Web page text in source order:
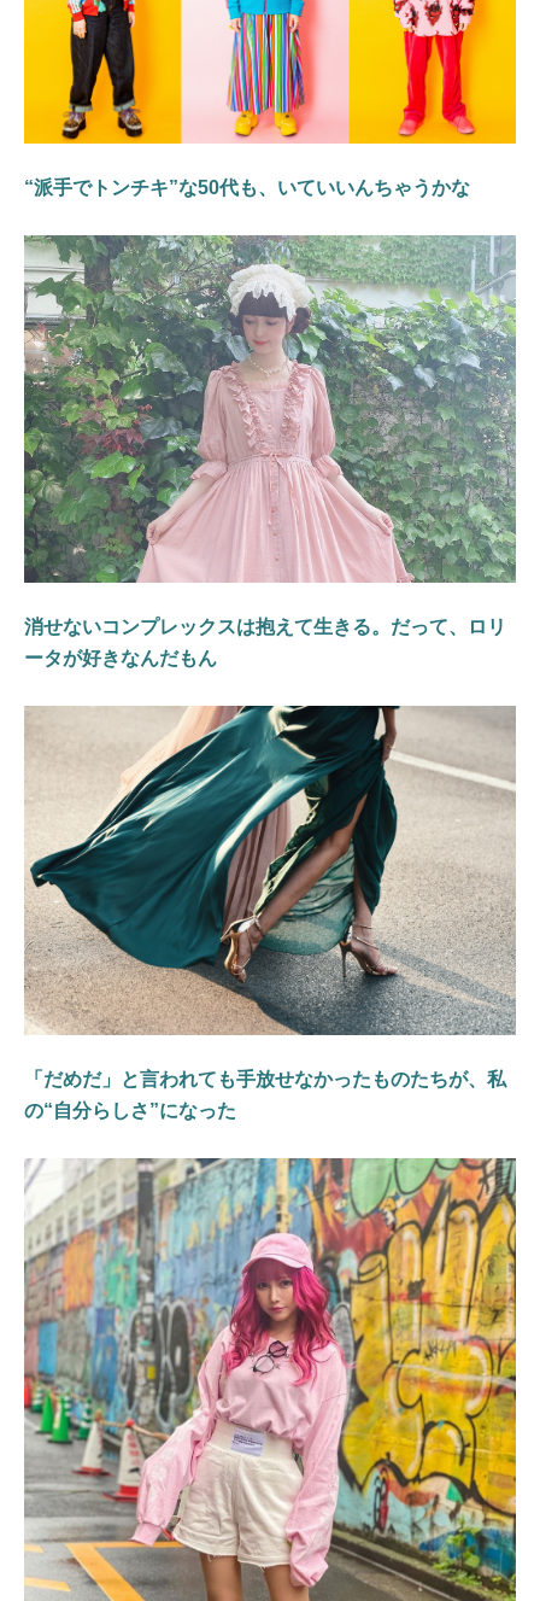
“派手でトンチキ”な50代も、いていいんちゃうかな
消せないコンプレックスは抱えて生きる。だって、ロリ
ータが好きなんだもん
「だめだ」と言われても手放せなかったものたちが、私
の“自分らしさ”になった